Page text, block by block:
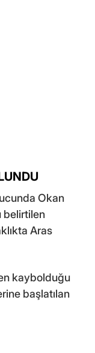
Okan
belirtilen
Aras
kaybolduğu
başlatılan